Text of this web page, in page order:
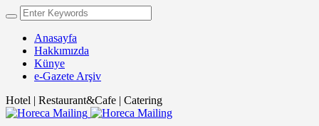
Anasayfa
Hakkımızda
Künye
e-Gazete Arşiv
Hotel | Restaurant&Cafe | Catering